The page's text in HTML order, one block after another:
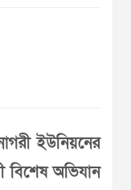
ইউনিয়নের
বিশেষ অভিযান